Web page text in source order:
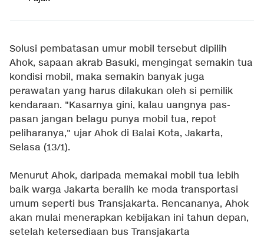
Solusi pembatasan umur mobil tersebut dipilih
Ahok, sapaan akrab Basuki, mengingat semakin tua
kondisi mobil, maka semakin banyak juga
perawatan yang harus dilakukan oleh si pemilik
kendaraan. "Kasarnya gini, kalau uangnya pas-
pasan jangan belagu punya mobil tua, repot
peliharanya," ujar Ahok di Balai Kota, Jakarta,
Selasa (13/1).
Menurut Ahok, daripada memakai mobil tua lebih
baik warga Jakarta beralih ke moda transportasi
umum seperti bus Transjakarta. Rencananya, Ahok
akan mulai menerapkan kebijakan ini tahun depan,
setelah ketersediaan bus Transjakarta